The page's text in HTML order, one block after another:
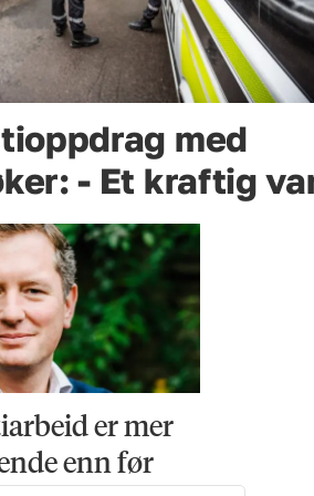
med
- Et kraftig
er mer
enn før